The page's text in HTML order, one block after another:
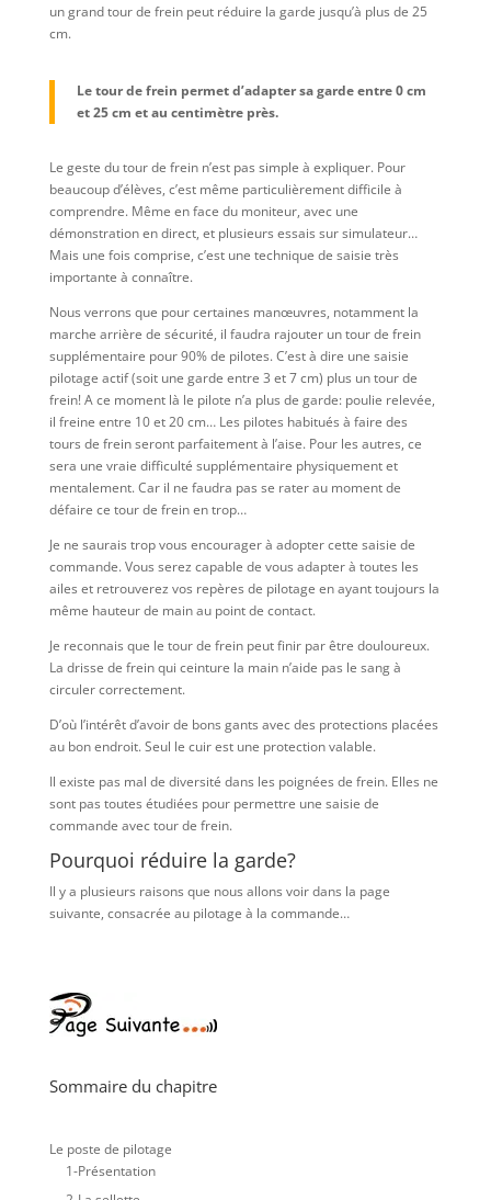
un grand tour de frein peut réduire la garde jusqu’à plus de 25
cm.
Le tour de frein permet d’adapter sa garde entre 0 cm
et 25 cm et au centimètre près.
Le geste du tour de frein n’est pas simple à expliquer. Pour
beaucoup d’élèves, c’est même particulièrement difficile à
comprendre. Même en face du moniteur, avec une
démonstration en direct, et plusieurs essais sur simulateur…
Mais une fois comprise, c’est une technique de saisie très
importante à connaître.
Nous verrons que pour certaines manœuvres, notamment la
marche arrière de sécurité, il faudra rajouter un tour de frein
supplémentaire pour 90% de pilotes. C’est à dire une saisie
pilotage actif (soit une garde entre 3 et 7 cm) plus un tour de
frein! A ce moment là le pilote n’a plus de garde: poulie relevée,
il freine entre 10 et 20 cm… Les pilotes habitués à faire des
tours de frein seront parfaitement à l’aise. Pour les autres, ce
sera une vraie difficulté supplémentaire physiquement et
mentalement. Car il ne faudra pas se rater au moment de
défaire ce tour de frein en trop…
Je ne saurais trop vous encourager à adopter cette saisie de
commande. Vous serez capable de vous adapter à toutes les
ailes et retrouverez vos repères de pilotage en ayant toujours la
même hauteur de main au point de contact.
Je reconnais que le tour de frein peut finir par être douloureux.
La drisse de frein qui ceinture la main n’aide pas le sang à
circuler correctement.
D’où l’intérêt d’avoir de bons gants avec des protections placées
au bon endroit. Seul le cuir est une protection valable.
Il existe pas mal de diversité dans les poignées de frein. Elles ne
sont pas toutes étudiées pour permettre une saisie de
commande avec tour de frein.
Pourquoi réduire la garde?
Il y a plusieurs raisons que nous allons voir dans la page
suivante, consacrée au pilotage à la commande…
Sommaire du chapitre
Le poste de pilotage
1-Présentation